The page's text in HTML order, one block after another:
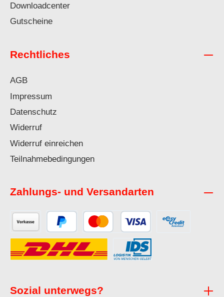
Downloadcenter
Gutscheine
Rechtliches
AGB
Impressum
Datenschutz
Widerruf
Widerruf einreichen
Teilnahmebedingungen
Zahlungs- und Versandarten
Sozial unterwegs?